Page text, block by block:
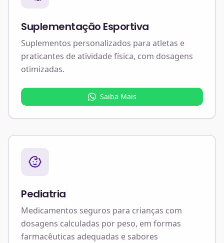
Suplementação Esportiva
Suplementos personalizados para atletas e
praticantes de atividade física, com dosagens
otimizadas.
Saiba Mais
Pediatria
Medicamentos seguros para crianças com
dosagens calculadas por peso, em formas
farmacêuticas adequadas e sabores